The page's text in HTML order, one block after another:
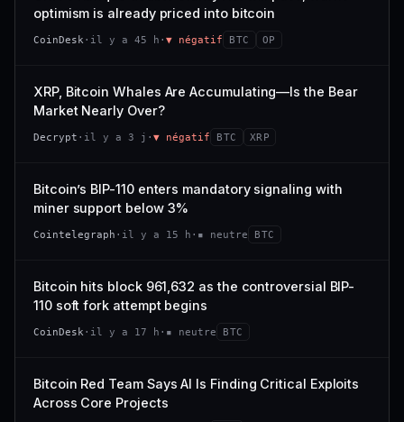
CONFIANCE
VAR. 7 J VAR. 30 J
CONFIANCE
momentum 24 h dégradé (+0,0 %), volume 24 h atone
(0,9 % de sa capitalisation échangés).
538 M$ 4,7 M$
−2,9 % −1,9 %
−50,0 % #93
CONFIANCE
optimism is already priced into bitcoin
CoinDesk · il y a 45 h · ▼ négatif BTC OP
XRP, Bitcoin Whales Are Accumulating—Is the Bear
Market Nearly Over?
Decrypt · il y a 3 j · ▼ négatif BTC XRP
Bitcoin’s BIP-110 enters mandatory signaling with
miner support below 3%
Cointelegraph · il y a 15 h · ▪ neutre BTC
Bitcoin hits block 961,632 as the controversial BIP-
110 soft fork attempt begins
CoinDesk · il y a 17 h · ▪ neutre BTC
Bitcoin Red Team Says AI Is Finding Critical Exploits
Across Core Projects